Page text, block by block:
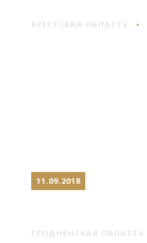
БРЕСТСКАЯ ОБЛАСТЬ
11.09.2018
ГРОДНЕНСКАЯ ОБЛАСТЬ